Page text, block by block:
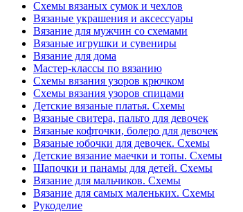
Схемы вязаных сумок и чехлов
Вязаные украшения и аксессуары
Вязание для мужчин со схемами
Вязаные игрушки и сувениры
Вязание для дома
Мастер-классы по вязанию
Схемы вязания узоров крючком
Схемы вязания узоров спицами
Детские вязаные платья. Схемы
Вязаные свитера, пальто для девочек
Вязаные кофточки, болеро для девочек
Вязаные юбочки для девочек. Схемы
Детские вязание маечки и топы. Схемы
Шапочки и панамы для детей. Схемы
Вязание для мальчиков. Схемы
Вязание для самых маленьких. Схемы
Рукоделие